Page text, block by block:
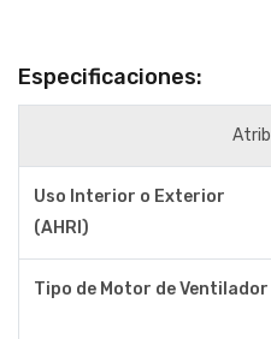
Especificaciones:
Uso Interior o Exterior
(AHRI)
Tipo de Motor de Ventilador